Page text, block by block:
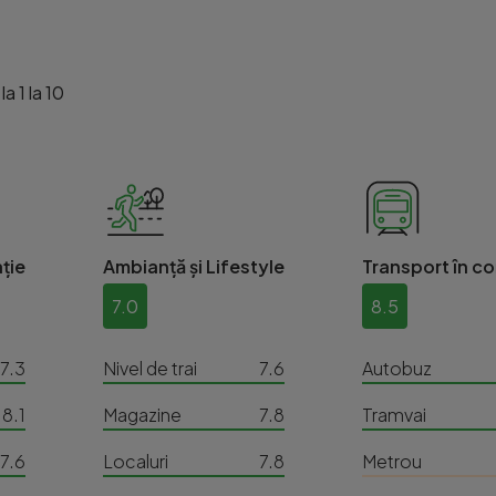
1 la 10
7.3
8.1
7.6
Ambianță și Lifestyle
7.0
Nivel de trai
7.6
Magazine
7.8
Localuri
7.8
Transport în
8.5
Autobuz
Tramvai
Metrou